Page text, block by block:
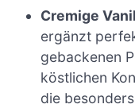
Cremige
ergänzt
gebackenen
köstlichen
die